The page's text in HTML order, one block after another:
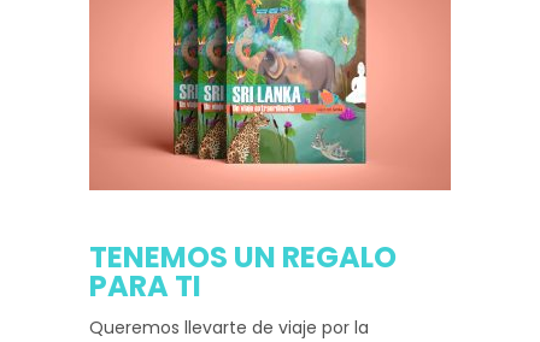
TENEMOS UN REGALO
PARA TI
Queremos llevarte de viaje por la